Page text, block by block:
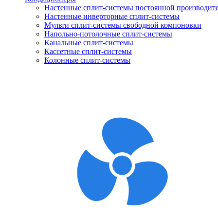
Настенные сплит-системы постоянной
Настенные инверторные сплит-системы
Мульти сплит-системы свободной компоновки
Напольно-потолочные сплит-системы
Канальные сплит-системы
Кассетные сплит-системы
Колонные сплит-системы